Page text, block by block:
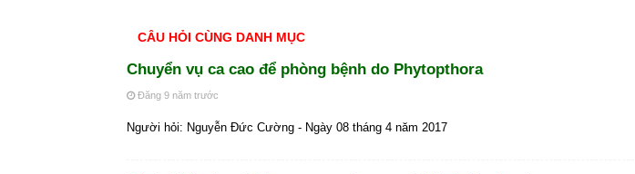
CÂU HỎI CÙNG DANH MỤC
Chuyển vụ ca cao để phòng bệnh do Phytopthora
Đăng 9 năm trước
Người hỏi: Nguyễn Đức Cường - Ngày 08 tháng 4 năm 2017